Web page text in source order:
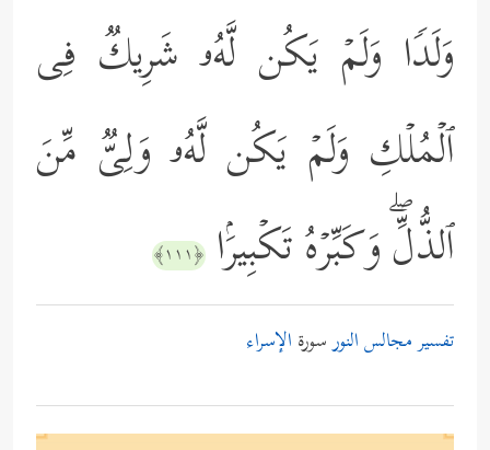
وَلَدࣰا وَلَمۡ یَكُن لَّهُۥ شَرِیكࣱ فِی
ٱلۡمُلۡكِ وَلَمۡ یَكُن لَّهُۥ وَلِیࣱّ مِّنَ
ٱلذُّلِّۖ وَكَبِّرۡهُ تَكۡبِیرَۢا ﴿١١١﴾
تفسير مجالس النورسورة الإسراء